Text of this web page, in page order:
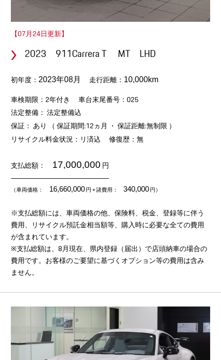
【07月24日更新】
2023 911Carrera T MT LHD
初年度：2023年08月 走行距離： 10,000km
車検期限：2年付き
車台末尾番号：025
法定整備： 法定整備込
保証： あり （ 保証期間:12ヵ月 ・ 保証距離:無制限 ）
リサイクル料金状況：リ済込
修復歴：無
支払総額： 17,000,000 円
（車両価格： 16,660,000円+ 諸費用： 340,000円）
※支払総額には、車両価格の他、保険料、税金、登録等に伴う
費用、リサイクル預託金相当額等、購入時に必要な全ての費用
が含まれています。
※支払総額は、8月現在、県内登録（届出）で店頭納車の場合の
費用です。お客様のご要望に基づくオプション等の費用は含み
ません。